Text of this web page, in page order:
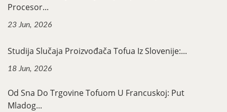
Procesor...
23 Jun, 2026
Studija Slučaja Proizvođača Tofua Iz Slovenije:...
18 Jun, 2026
Od Sna Do Trgovine Tofuom U Francuskoj: Put
Mladog...